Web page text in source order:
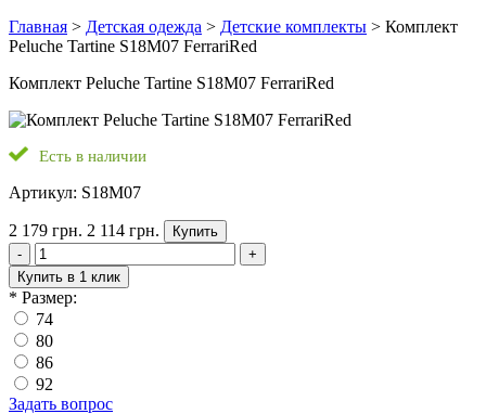
Главная > Детская одежда > Детские комплекты > Комплект
Peluche Tartine S18M07 FerrariRed
Комплект Peluche Tartine S18M07 FerrariRed
Есть в наличии
Артикул: S18M07
2 179 грн. 2 114 грн.
Купить
-
+
Купить в 1 клик
* Размер:
74
80
86
92
Задать вопрос